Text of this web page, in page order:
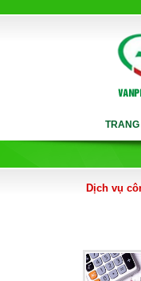
TRANG
Dịch vụ